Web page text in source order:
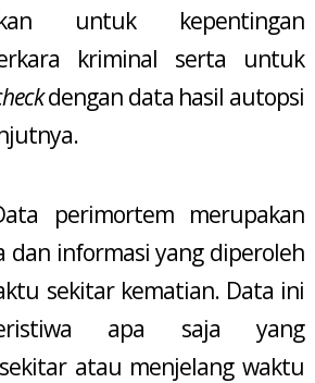
untuk kepentingan
kriminal serta untuk
dengan data hasil autopsi
perimortem merupakan
dan informasi yang diperoleh
sekitar kematian. Data ini
apa saja yang
atau menjelang waktu